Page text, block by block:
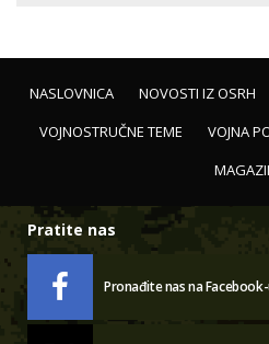
NASLOVNICA NOVOSTI IZ OSRH
VOJNOSTRUČNE TEME
VOJNA
Pratite nas
Pronađite nas na